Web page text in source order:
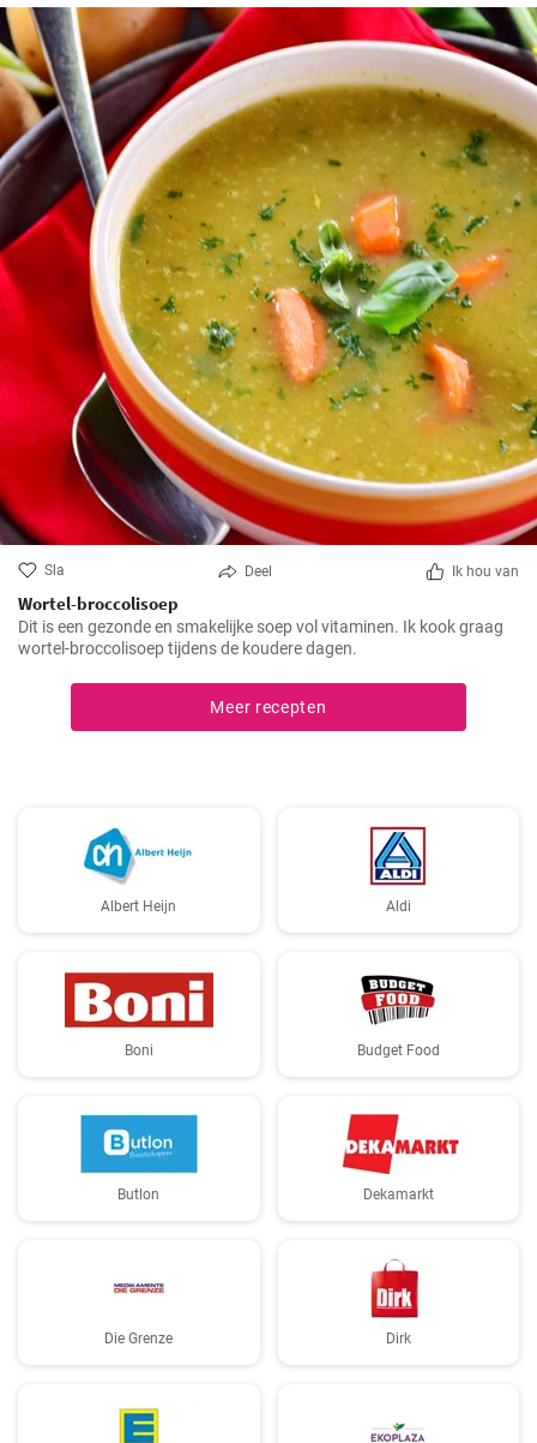
Sla Deel Ik hou van
Wortel-broccolisoep
Dit is een gezonde en smakelijke soep vol vitaminen. Ik kook graag
wortel-broccolisoep tijdens de koudere dagen.
Meer recepten
Albert Heijn Aldi
Boni Budget Food
Butlon Dekamarkt
Die Grenze Dirk